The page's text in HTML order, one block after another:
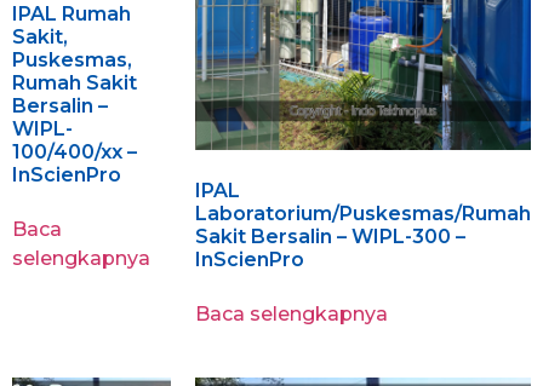
IPAL Rumah
Sakit,
Puskesmas,
Rumah Sakit
Bersalin –
WIPL-
100/400/xx –
InScienPro
Baca
selengkapnya
IPAL
Laboratorium/Puskesmas/Rumah
Sakit Bersalin – WIPL-300 –
InScienPro
Baca selengkapnya